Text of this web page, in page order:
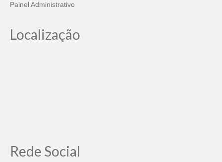
Painel Administrativo
Localização
Rede Social